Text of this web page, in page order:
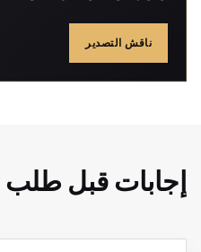
ناقش التصدير
إجابات قبل